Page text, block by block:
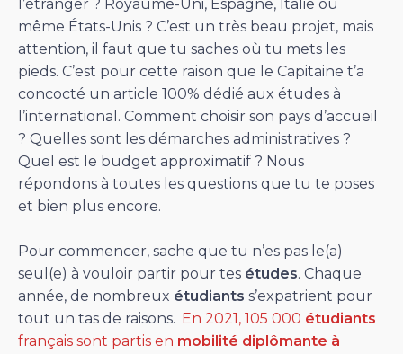
l’étranger ? Royaume-Uni, Espagne, Italie ou
même États-Unis ? C’est un très beau projet, mais
attention, il faut que tu saches où tu mets les
pieds. C’est pour cette raison que le Capitaine t’a
concocté un article 100% dédié aux études à
l’international. Comment choisir son pays d’accueil
? Quelles sont les démarches administratives ?
Quel est le budget approximatif ? Nous
répondons à toutes les questions que tu te poses
et bien plus encore.
Pour commencer, sache que tu n’es pas le(a)
seul(e) à vouloir partir pour tes études. Chaque
année, de nombreux étudiants s’expatrient pour
tout un tas de raisons. En 2021, 105 000 étudiants
français sont partis en mobilité diplômante à